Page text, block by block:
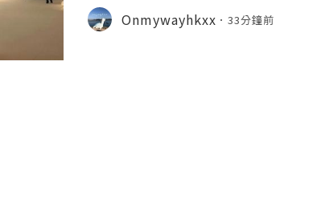
仲要好多都有指定免費參觀時段，實在
Valencia值得去嘅幾個館~
Onmywayhkxx 33分鐘前